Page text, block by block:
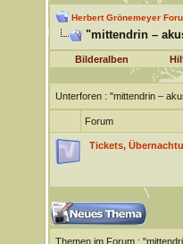
Herbert Grönemeyer
"mittendrin –
Bilderalben
Unterforen: "mittendrin –
Forum
Tickets,
Themen im Forum: